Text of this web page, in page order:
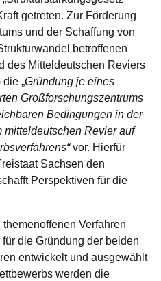
getreten. Zur Förderung
und der Schaffung von
betroffenen
des Mitteldeutschen Reviers
„Gründung je eines
Großforschungszentrums
Bedingungen in der
Revier auf
vor. Hierfür
Sachsen den
Perspektiven für die
Verfahren
die Gründung der beiden
entwickelt und ausgewählt
werden die